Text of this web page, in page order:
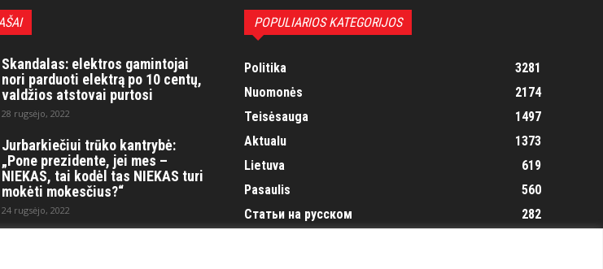
Skandalas: elektros gamintojai
nori parduoti elektrą po 10 centų,
valdžios atstovai purtosi
28 rugsėjo, 2022
Jurbarkiečiui trūko kantrybė:
„Pone prezidente, jei mes –
NIEKAS, tai kodėl tas NIEKAS turi
mokėti mokesčius?“
24 rugsėjo, 2022
POPULIARIOS KATEGORIJOS
Politika
3281
Nuomonės
2174
Teisėsauga
1497
Aktualu
1373
Lietuva
619
Pasaulis
560
Статьи на русском
282